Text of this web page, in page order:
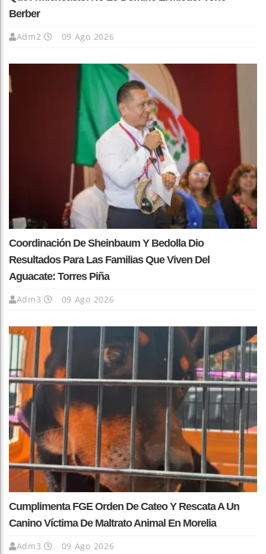
Berber
Adm2 09 Ago 2026
Coordinación De Sheinbaum Y Bedolla Dio
Resultados Para Las Familias Que Viven Del
Aguacate: Torres Piña
Adm3 09 Ago 2026
Cumplimenta FGE Orden De Cateo Y Rescata A Un
Canino Víctima De Maltrato Animal En Morelia
Adm3 09 Ago 2026